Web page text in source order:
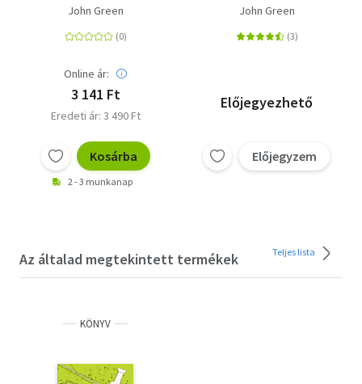
John Green
Online ár:
3 141 Ft
Eredeti ár: 3 490 Ft
Kosárba
2 - 3 munkanap
John Green
Előjegyezhető
Előjegyzem
Az általad megtekintett termékek Teljes lista
KÖNYV